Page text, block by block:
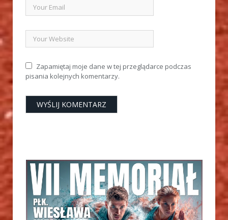
Zapamiętaj moje dane w tej przeglądarce podczas
pisania kolejnych komentarzy.